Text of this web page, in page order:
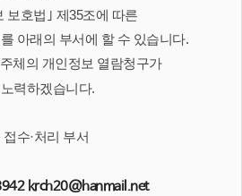
보호법｣ 제35조에 따른
아래의 부서에 할 수 있습니다.
체의 개인정보 열람청구가
력하겠습니다.
수·처리 부서
krch20@hanmail.net